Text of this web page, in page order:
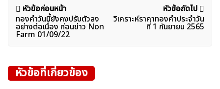
แนะแนว
เรื่อง
หัวข้อก่อนหน้า
ทองคำวันนี้ยังคงปรับตัวลง
อย่างต่อเนื่อง ก่อนข่าว Non
Farm 01/09/22
หัวข้อถัดไป
วิเคราะห์ราคาทองคําประจำวัน
ที่ 1 กันยายน 2565
หัวข้อที่เกี่ยวข้อง